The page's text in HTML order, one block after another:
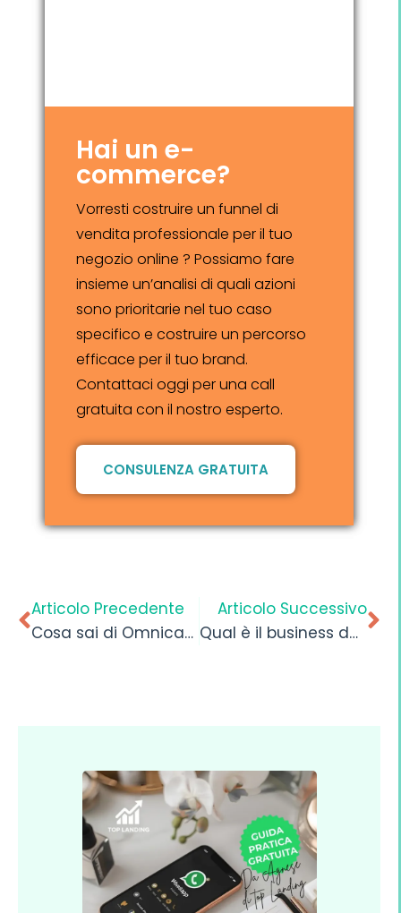
Hai un e-
commerce?
Vorresti costruire un funnel di
vendita professionale per il tuo
negozio online ? Possiamo fare
insieme un’analisi di quali azioni
sono prioritarie nel tuo caso
specifico e costruire un percorso
efficace per il tuo brand.
Contattaci oggi per una call
gratuita con il nostro esperto.
CONSULENZA GRATUITA
Articolo Precedente
Cosa sai di Omnicanalità ?
Articolo Successivo
Qual è il business del futuro nel 2020?